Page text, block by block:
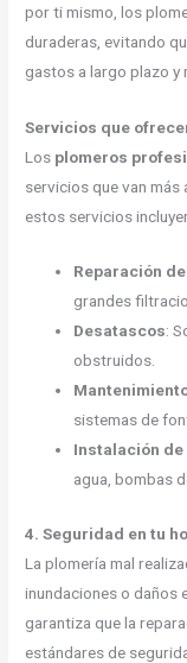
por ti mismo, los
duraderas, evitando
gastos a largo plazo y
Servicios que
Los plomeros
servicios que van más
estos servicios
Reparación
grandes
Desatascos:
obstruidos.
sistemas de
Instalación
agua, bombas
4. Seguridad en tu
La plomería mal
inundaciones o daños
garantiza que la
estándares de